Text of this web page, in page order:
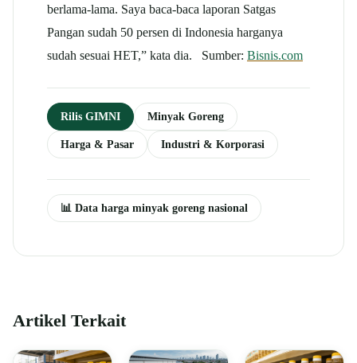
berlama-lama. Saya baca-baca laporan Satgas
Pangan sudah 50 persen di Indonesia harganya
sudah sesuai HET,” kata dia. Sumber: Bisnis.com
Rilis GIMNI Minyak Goreng
Harga & Pasar Industri & Korporasi
📊 Data harga minyak goreng nasional
Artikel Terkait